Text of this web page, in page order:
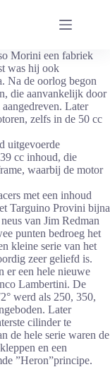
Morini een fabriek
was hij ook
Na de oorlog begon
die aanvankelijk door
Later
zelfs in de 50 cc
uitgevoerde
cc inhoud, die
waarbij de motor
met een inhoud
Targuino Provini bijna
van Jim Redman
punten bedroeg het
kleine serie van het
zeer geliefd is.
er een hele nieuwe
Lambertini. De
werd als 250, 350,
Later
cilinder te
de hele serie waren de
en een
”Heron”principe.